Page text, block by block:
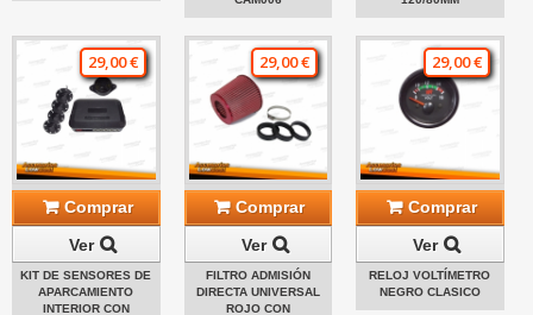
29,00 €
Comprar
Ver
KIT DE SENSORES DE
APARCAMIENTO
INTERIOR CON
29,00 €
Comprar
Ver
FILTRO ADMISIÓN
DIRECTA UNIVERSAL
ROJO CON
29,00 €
Comprar
Ver
RELOJ VOLTÍMETRO
NEGRO CLASICO